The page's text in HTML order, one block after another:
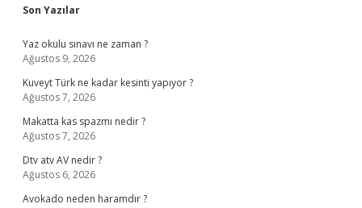
Sidebar
Son Yazılar
Yaz okulu sınavı ne zaman ?
Ağustos 9, 2026
Kuveyt Türk ne kadar kesinti yapıyor ?
Ağustos 7, 2026
Makatta kas spazmı nedir ?
Ağustos 7, 2026
Dtv atv AV nedir ?
Ağustos 6, 2026
Avokado neden haramdır ?